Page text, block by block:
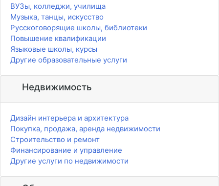
ВУЗы, колледжи, училища
Музыка, танцы, искусство
Русскоговорящие школы, библиотеки
Повышение квалификации
Языковые школы, курсы
Другие образовательные услуги
Недвижимость
Дизайн интерьера и архитектура
Покупка, продажа, аренда недвижимости
Строительство и ремонт
Финансирование и управление
Другие услуги по недвижимости